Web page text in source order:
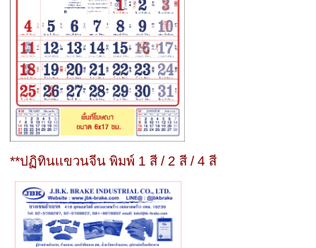
**ปฏิทินเเขวนจีน พิมพ์ 1 สี / 2 สี / 4 สี